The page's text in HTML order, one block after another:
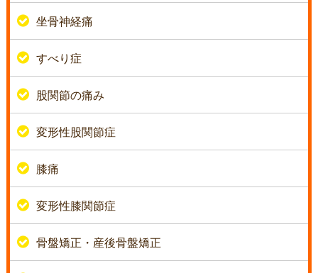
坐骨神経痛
すべり症
股関節の痛み
変形性股関節症
膝痛
変形性膝関節症
骨盤矯正・産後骨盤矯正